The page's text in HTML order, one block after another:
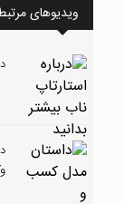
ویدیوهای